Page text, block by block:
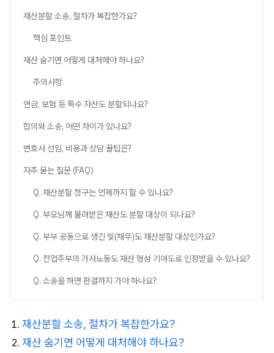
재산분할 소송, 절차가 복잡한가요?
핵심 포인트
재산 숨기면 어떻게 대처해야 하나요?
주의사항
연금, 보험 등 특수 자산도 분할되나요?
합의와 소송, 어떤 차이가 있나요?
변호사 선임, 비용과 상담 꿀팁은?
자주 묻는 질문 (FAQ)
Q. 재산분할 청구는 언제까지 할 수 있나요?
Q. 부모님께 물려받은 재산도 분할 대상이 되나요?
Q. 부부 공동으로 생긴 빚(채무)도 재산분할 대상인가요?
Q. 전업주부의 가사노동도 재산 형성 기여도로 인정받을 수 있나요?
Q. 소송을 하면 판결까지 가야 하나요?
재산분할 소송, 절차가 복잡한가요?
재산 숨기면 어떻게 대처해야 하나요?